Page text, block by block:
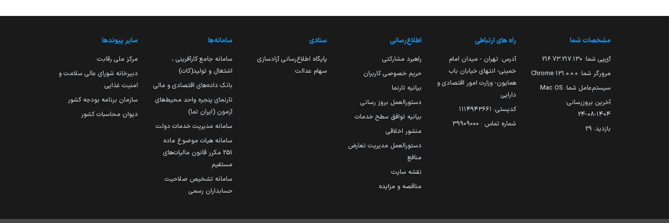
مشخصات شما
آی‌پی شما: 216.73.217.130
مرورگر شما: 131.0.0.0 Chrome
سیستم‌عامل شما: Mac OS
آخرین بروزرسانی:
۱۴۰۴-۰۸-۲۴
بازدید: 29
راه های ارتباطی
آدرس: تهران - میدان امام
خمینی- انتهای خیابان باب
همایون- وزارت امور اقتصادی و
دارایی
کدپستی: ۱۱۱۴۹۴۳۶۶۱
شماره تماس : 39909000
اطلاع‌رسانی
راهبرد مشارکتی
حریم خصوصی کاربران
بیانیه تارنما
دستورالعمل بروز رسانی
بیانیه توافق سطح خدمات
منشور اخلاقی
دستورالعمل مدیریت تعارض
منافع
نقشه سایت
مناقصه و مزایده
ستادی
پایگاه اطلاع‌رسانی آزادسازی
سهام عدالت
سامانه‌ها
سامانه جامع کارآفرینی ،
اشتغال و تولید(کات)
بانک داده‌های اقتصادی و مالی
تارنمای پنجره واحد محیط‌های
آزمون (ایران تما)
سامانه مدیریت خدمات دولت
سامانه هیات موضوع ماده
251 مکرر قانون مالیات‌های
مستقیم
سامانه تشخیص صلاحیت
حسابداران رسمی
سایر پیوندها
مرکز ملی رقابت
دبیرخانه شورای عالی سلامت و
امنیت غذایی
سازمان برنامه بودجه کشور
دیوان محاسبات کشور